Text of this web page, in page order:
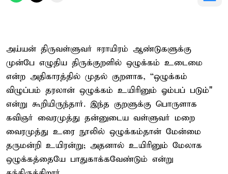
அய்யன் திருவள்ளுவர் ஈராயிரம் ஆண்டுகளுக்கு
முன்பே எழுதிய திருக்குறளில் ஒழுக்கம் உடைமை
என்ற அதிகாரத்தில் முதல் குறளாக, “ஒழுக்கம்
விழுப்பம் தரலான் ஒழுக்கம் உயிரினும் ஓம்பப் படும்"
என்று கூறியிருந்தார். இந்த குறளுக்கு பொருளாக
கவிஞர் வைரமுத்து தன்னுடைய வள்ளுவர் மறை
வைரமுத்து உரை நூலில் ஒழுக்கம்தான் மேன்மை
தருமன்றி உயிரன்று; அதனால் உயிரினும் மேலாக
ஒழுக்கத்தையே பாதுகாக்கவேண்டும் என்று